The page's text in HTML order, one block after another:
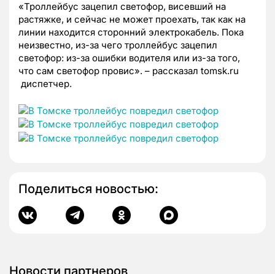
«Троллейбус зацепил светофор, висевший на
растяжке, и сейчас не может проехать, так как на
линии находится сторонний электрокабель. Пока
неизвестно, из-за чего троллейбус зацепил
светофор: из-за ошибки водителя или из-за того,
что сам светофор провис». – рассказал tomsk.ru
диспетчер.
Поделиться новостью:
Новости партнеров